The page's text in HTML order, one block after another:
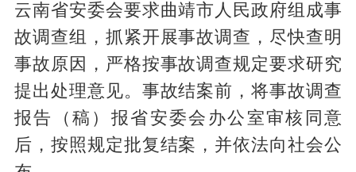
云南省安委会要求曲靖市人民政府组成事
故调查组，抓紧开展事故调查，尽快查明
事故原因，严格按事故调查规定要求研究
提出处理意见。事故结案前，将事故调查
报告（稿）报省安委会办公室审核同意
后，按照规定批复结案，并依法向社会公